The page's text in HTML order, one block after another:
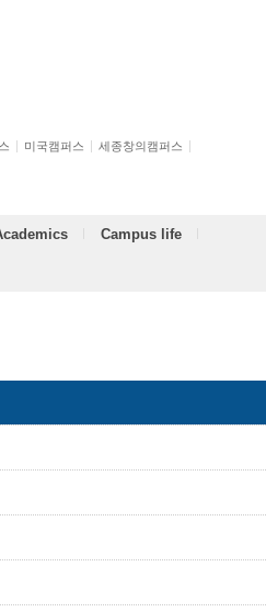
미국캠퍼스 세종창의캠퍼스
Campus life